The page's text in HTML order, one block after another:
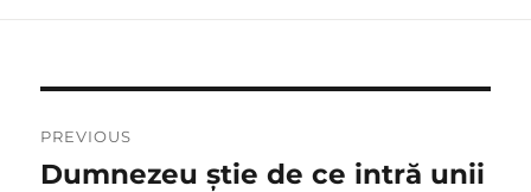
în
PREVIOUS
Previous
Dumnezeu știe de ce intră unii